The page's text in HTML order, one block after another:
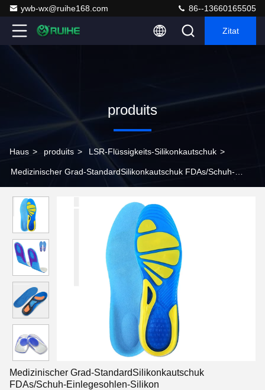
ywb-wx@ruihe168.com 86--13660165505
Zitat
produits
Haus > produits > LSR-Flüssigkeits-Silikonkautschuk >
Medizinischer Grad-StandardSilikonkautschuk FDAs/Schuh-
Medizinischer Grad-StandardSilikonkautschuk
FDAs/Schuh-Einlegesohlen-Silikon